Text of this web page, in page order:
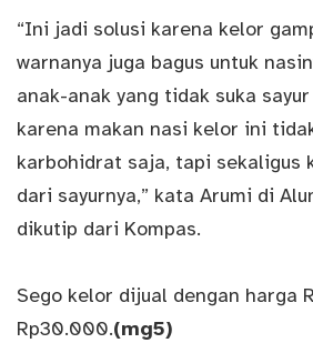
“Ini jadi solusi karena kelor
warnanya juga bagus untuk
anak-anak yang tidak suka
karena makan nasi kelor ini
karbohidrat saja, tapi sekaligus
dari sayurnya,” kata Arumi di
dikutip dari Kompas.
Sego kelor dijual dengan harga
Rp30.000.(mg5)